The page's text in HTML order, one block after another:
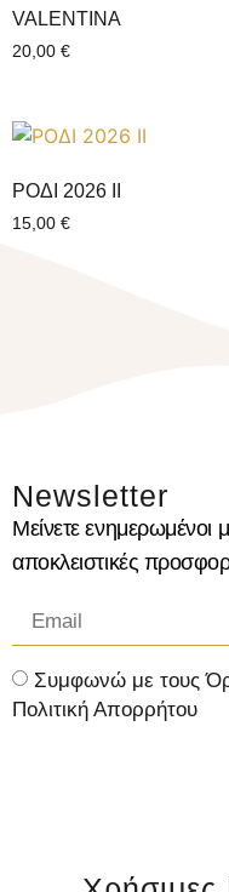
VALENTINΑ
20,00 €
ΡΟΔΙ 2026 ΙI
15,00 €
Newsletter
Μείνετε ενημερωμένοι
αποκλειστικές
Συμφωνώ με τους
Πολιτική Απορρήτου